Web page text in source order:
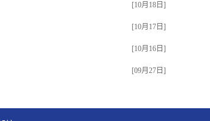
[10月18日]
[10月17日]
[10月16日]
[09月27日]